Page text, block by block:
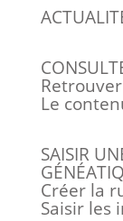
Le
SAISIR
Créer la
Saisir les